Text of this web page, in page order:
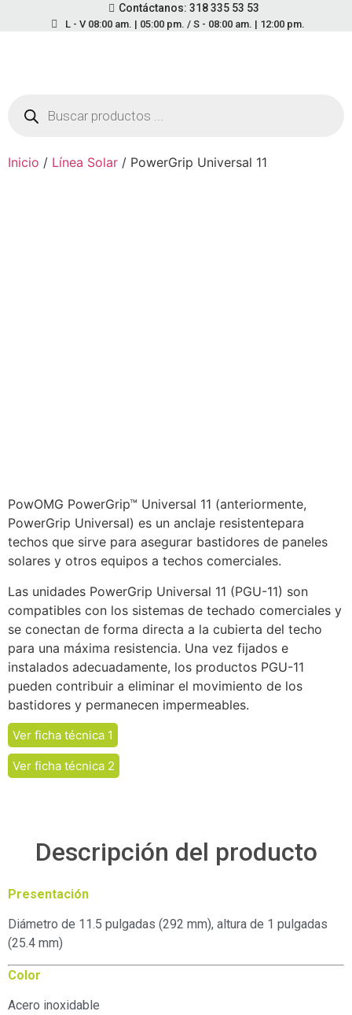
Contáctanos: 318 335 53 53
L - V 08:00 am. | 05:00 pm. / S - 08:00 am. | 12:00 pm.
Inicio / Línea Solar / PowerGrip Universal 11
PowOMG PowerGrip™ Universal 11 (anteriormente,
PowerGrip Universal) es un anclaje resistentepara
techos que sirve para asegurar bastidores de paneles
solares y otros equipos a techos comerciales.
Las unidades PowerGrip Universal 11 (PGU-11) son
compatibles con los sistemas de techado comerciales y
se conectan de forma directa a la cubierta del techo
para una máxima resistencia. Una vez fijados e
instalados adecuadamente, los productos PGU-11
pueden contribuir a eliminar el movimiento de los
bastidores y permanecen impermeables.
Ver ficha técnica 1
Ver ficha técnica 2
Descripción del producto
Presentación
Diámetro de 11.5 pulgadas (292 mm), altura de 1 pulgadas
(25.4 mm)
Color
Acero inoxidable